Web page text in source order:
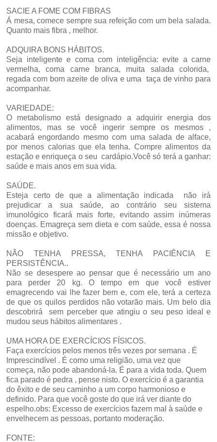
SACIE A FOME COM FIBRAS
Á mesa, comece sempre sua refeição com um bela salada.
Quanto mais fibra , melhor.
ADQUIRA BONS HÁBITOS.
Seja inteligente e coma com inteligência: evite a carne
vermelha, coma carne branca, muita salada colorida,
regada com bom azeite de oliva e uma taça de vinho para
acompanhar.
VARIEDADE:
O metabolismo está designado a adquirir energia dos
alimentos, mas se você ingerir sempre os mesmos ,
acabará engordando mesmo com uma salada de alface,
por menos calorias que ela tenha. Compre alimentos da
estação e enriqueça o seu cardápio.Você só terá a ganhar:
saúde e mais anos em sua vida.
SAÚDE.
Esteja certo de que a alimentação indicada não irá
prejudicar a sua saúde, ao contrário seu sistema
imunológico ficará mais forte, evitando assim inúmeras
doenças. Emagreça sem dieta e com saúde, essa é nossa
missão e objetivo.
NÃO TENHA PRESSA, TENHA PACIÊNCIA E
PERSISTÊNCIA..
Não se desespere ao pensar que é necessário um ano
para perder 20 kg. O tempo em que você estiver
emagrecendo vai lhe fazer bem e, com ele, terá a certeza
de que os quilos perdidos não votarão mais. Um belo dia
descobrirá sem perceber que atingiu o seu peso ideal e
mudou seus hábitos alimentares .
UMA HORA DE EXERCÍCIOS FÍSICOS.
Faça exercícios pelos menos três vezes por semana . É
Imprescindível . É como uma religião, uma vez que
começa, não pode abandoná-la. É para a vida toda. Quem
fica parado é pedra , pense nisto. O exercício é a garantia
do êxito e de seu caminho a um corpo harmonioso e
definido. Para que você goste do que irá ver diante do
espelho.obs: Excesso de exercícios fazem mal à saúde e
envelhecem as pessoas, portanto moderação.
FONTE: